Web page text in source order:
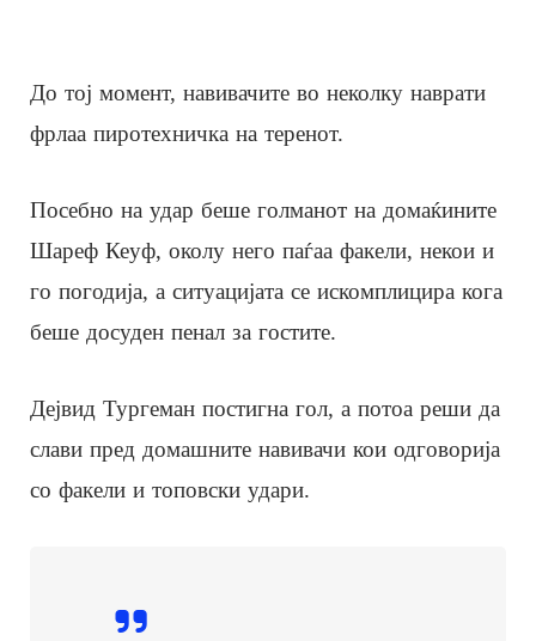
До тој момент, навивачите во неколку наврати
фрлаа пиротехничка на теренот.
Посебно на удар беше голманот на домаќините
Шареф Кеуф, околу него паѓаа факели, некои и
го погодија, а ситуацијата се искомплицира кога
беше досуден пенал за гостите.
Дејвид Тургеман постигна гол, а потоа реши да
слави пред домашните навивачи кои одговорија
со факели и топовски удари.